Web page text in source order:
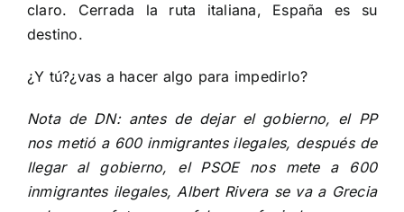
claro. Cerrada la ruta italiana, España es su
destino.
¿Y tú?¿vas a hacer algo para impedirlo?
Nota de DN: antes de dejar el gobierno, el PP
nos metió a 600 inmigrantes ilegales, después de
llegar al gobierno, el PSOE nos mete a 600
inmigrantes ilegales, Albert Rivera se va a Grecia